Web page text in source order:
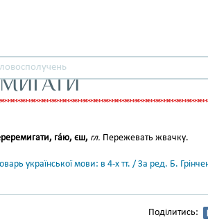
га́ю, єш, гл. Пережевать жвачку.
української мови: в 4-х тт. / За ред. Б.
Поділитись: